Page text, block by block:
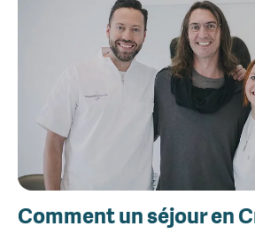
Comment un séjour en